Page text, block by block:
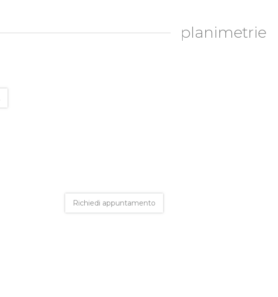
planimetrie
Richiedi appuntamento